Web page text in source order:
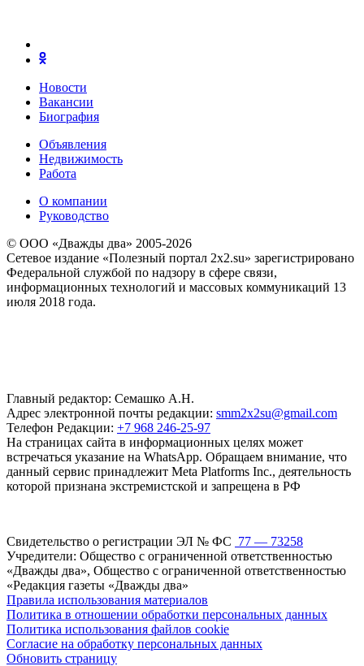
Новости
Вакансии
Биография
Объявления
Недвижимость
Работа
О компании
Руководство
© ООО «Дважды два» 2005-2026
Сетевое издание «Полезный портал 2x2.su» зарегистрировано
Федеральной службой по надзору в сфере связи,
информационных технологий и массовых коммуникаций 13
июля 2018 года.
Главный редактор: Семашко А.Н.
Адрес электронной почты редакции: smm2x2su@gmail.com
Телефон Редакции: +7 968 246-25-97
На страницах сайта в информационных целях может
встречаться указание на WhatsApp. Обращаем внимание, что
данный сервис принадлежит Meta Platforms Inc., деятельность
которой признана экстремистской и запрещена в РФ
Свидетельство о регистрации ЭЛ № ФС 77 — 73258
Учредители: Общество с ограниченной ответственностью
«Дважды два», Общество с ограниченной ответственностью
«Редакция газеты «Дважды два»
Правила использования материалов
Политика в отношении обработки персональных данных
Политика использования файлов cookie
Согласие на обработку персональных данных
Обновить страницу